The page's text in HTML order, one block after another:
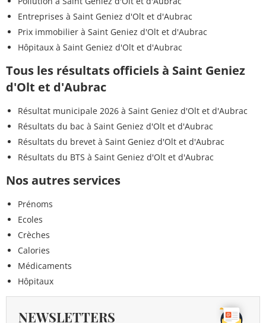
Entreprises à Saint Geniez d'Olt et d'Aubrac
Prix immobilier à Saint Geniez d'Olt et d'Aubrac
Hôpitaux à Saint Geniez d'Olt et d'Aubrac
Tous les résultats officiels à Saint Geniez
d'Olt et d'Aubrac
Résultat municipale 2026 à Saint Geniez d'Olt et d'Aubrac
Résultats du bac à Saint Geniez d'Olt et d'Aubrac
Résultats du brevet à Saint Geniez d'Olt et d'Aubrac
Résultats du BTS à Saint Geniez d'Olt et d'Aubrac
Nos autres services
Prénoms
Ecoles
Crèches
Calories
Médicaments
Hôpitaux
NEWSLETTERS